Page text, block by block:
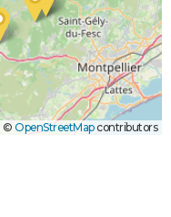
© OpenStreetMapcontributors